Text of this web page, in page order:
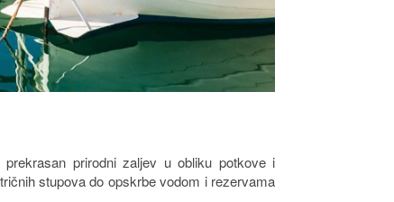
prirodni zaljev u obliku potkove i
stupova do opskrbe vodom i rezervama